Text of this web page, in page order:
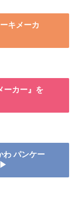
キメーカ
ーカー』を
わ パンケー
▶